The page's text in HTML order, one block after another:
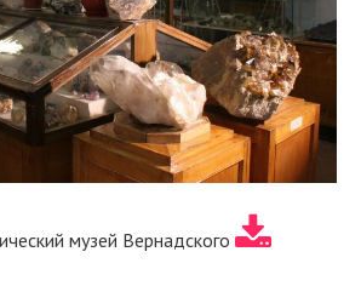
музей Вернадского